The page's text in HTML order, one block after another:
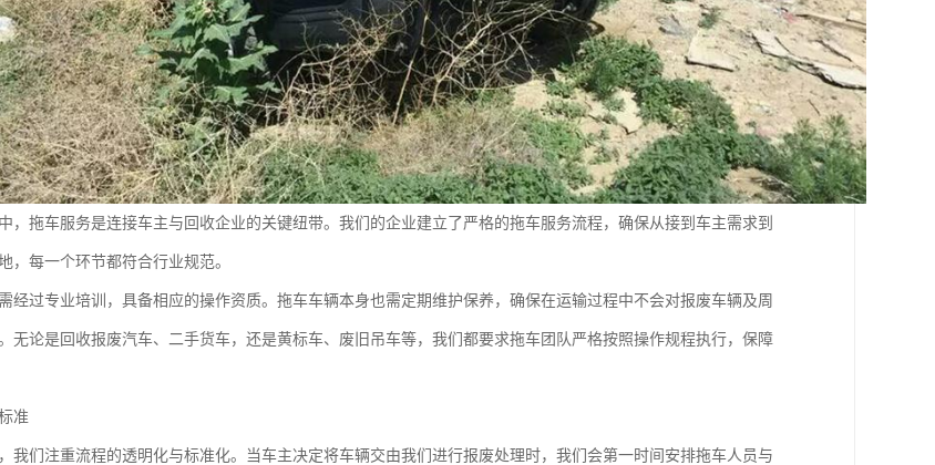
，拖车服务是连接车主与回收企业的关键纽带。我们的企业建立了严格的拖车服务流程，确保从接到车主需求到
，每一个环节都符合行业规范。
经过专业培训，具备相应的操作资质。拖车车辆本身也需定期维护保养，确保在运输过程中不会对报废车辆及周
无论是回收报废汽车、二手货车，还是黄标车、废旧吊车等，我们都要求拖车团队严格按照操作规程执行，保障
准
我们注重流程的透明化与标准化。当车主决定将车辆交由我们进行报废处理时，我们会第一时间安排拖车人员与